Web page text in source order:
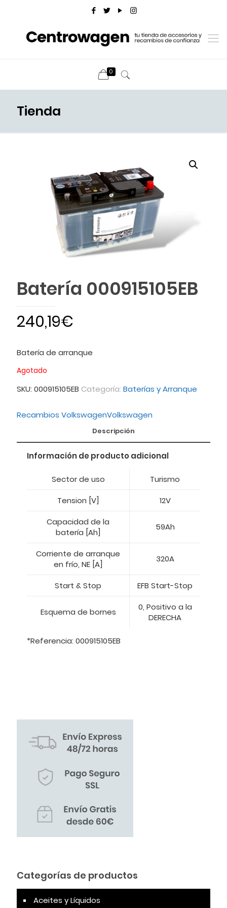
0
Tienda
Batería 000915105EB
240,19€
Batería de arranque
Agotado
SKU: 000915105EB Categoría: Baterías y Arranque
Recambios VolkswagenVolkswagen
Descripción
Información de producto adicional
Sector de uso
Turismo
Tension [V]
12V
Capacidad de la
batería [Ah]
59Ah
Corriente de arranque
en frío, NE [A]
320A
Start & Stop EFB Start-Stop
Esquema de bornes
0, Positivo a la
DERECHA
*Referencia: 000915105EB
Categorías de productos
Aceites y Líquidos